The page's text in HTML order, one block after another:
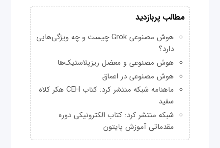
مطالب پربازدید
هوش مصنوعی Grok چیست و چه ویژگی‌هایی
دارد؟
هوش مصنوعی و معضل ریزپلاستیک‌ها
هوش مصنوعی در اعماق
ماهنامه شبکه منتشر کرد: کتاب CEH هکر کلاه
سفید
شبکه منتشر کرد: کتاب الکترونیکی دوره
مقدماتی آموزش پایتون